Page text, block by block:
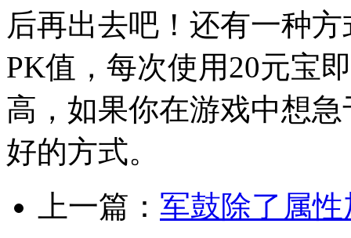
后再出去吧！还有一种
PK值，每次使用20元宝
高，如果你在游戏中想
好的方式。
上一篇： 军鼓除了属